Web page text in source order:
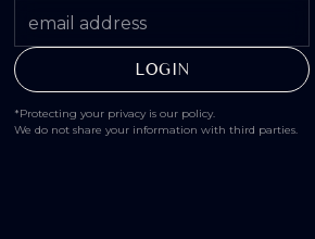
*Protecting your privacy is our policy.
We do not share your information with third parties.